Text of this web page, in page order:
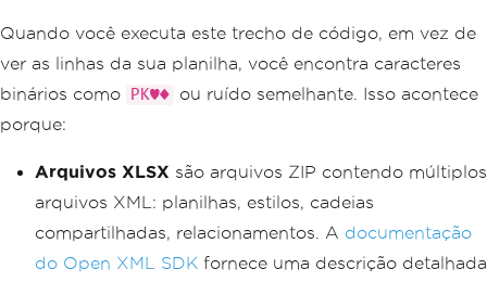
Quando você executa este trecho de código, em vez de
ver as linhas da sua planilha, você encontra caracteres
binários como
PK♥♦
ou ruído semelhante. Isso acontece
porque:
Arquivos XLSX são arquivos ZIP contendo múltiplos
arquivos XML: planilhas, estilos, cadeias
compartilhadas, relacionamentos. A documentação
do Open XML SDK fornece uma descrição detalhada